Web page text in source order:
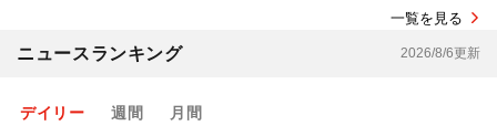
一覧を見る
ニュースランキング 2026/8/6更新
デイリー 週間 月間